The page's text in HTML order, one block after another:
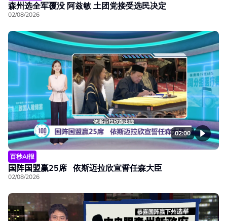
森州选全军覆没 阿兹敏 土团党接受选民决定
02/08/2026
02:00
百秒AI报
国阵国盟赢25席 依斯迈拉欣宣誓任森大臣
02/08/2026